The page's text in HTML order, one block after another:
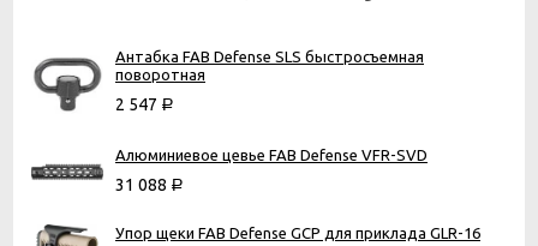
Антабка FAB Defense SLS быстросъемная
поворотная
2 547 Р
Алюминиевое цевье FAB Defense VFR-SVD
31 088 Р
Упор щеки FAB Defense GCP для приклада GLR-16